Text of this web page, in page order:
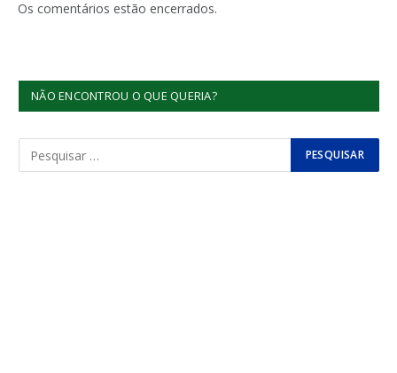
Os comentários estão encerrados.
NÃO ENCONTROU O QUE QUERIA?